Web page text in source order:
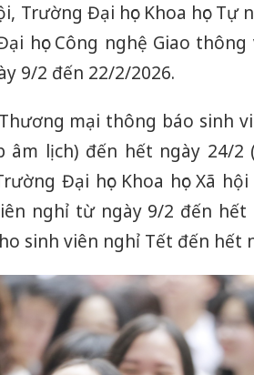
Trường Đại học Khoa học
học Công nghệ Giao
9/2 đến 22/2/2026.
mại thông báo sinh
âm lịch) đến hết ngày 24/2
Đại học Khoa học Xã
nghỉ từ ngày 9/2 đến hết
sinh viên nghỉ Tết đến hết